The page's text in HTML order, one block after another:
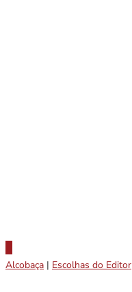
Alcobaça | Escolhas do Editor